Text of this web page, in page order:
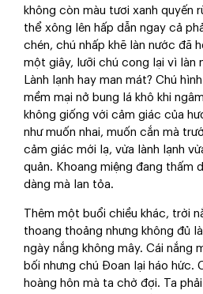
không còn màu tươi xanh quyến
thể xông lên hấp dẫn ngay cả
chén, chú nhấp khẽ làn nước đã
một giây, lưỡi chú cong lại vì làn
Lành lạnh hay man mát? Chú
mềm mại nở bung lá khô khi
không giống với cảm giác của
như muốn nhai, muốn cắn mà
cảm giác mới lạ, vừa lành lạnh
quản. Khoang miệng đang thấm
dàng mà lan tỏa.
Thêm một buổi chiều khác, trời
thoang thoảng nhưng không đủ
ngày nắng không mây. Cái nắng
bối nhưng chú Đoan lại háo hức.
hoàng hôn mà ta chờ đợi. Ta